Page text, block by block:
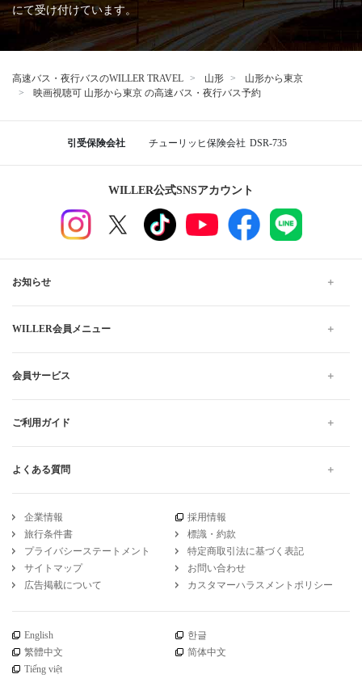
にて受け付けています。
高速バス・夜行バスのWILLER TRAVEL 山形
山形から東京
映画視聴可 山形から東京 の高速バス・夜行バス予約
引受保険会社 チューリッヒ保険会社 DSR-735
WILLER公式SNSアカウント
お知らせ
WILLER会員メニュー
会員サービス
ご利用ガイド
よくある質問
企業情報
採用情報
旅行条件書
標識・約款
プライバシーステートメント
特定商取引法に基づく表記
サイトマップ
お問い合わせ
広告掲載について
カスタマーハラスメントポリシー
English
한글
繁體中文
简体中文
Tiếng việt